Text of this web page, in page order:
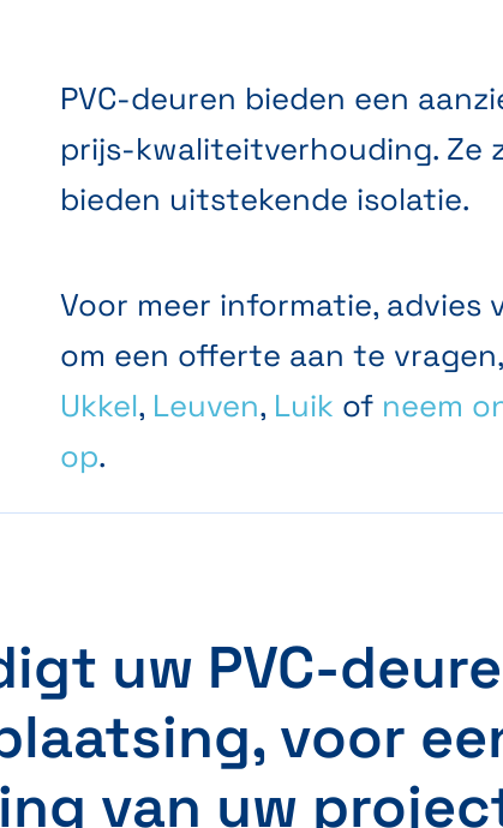
PVC-deuren bieden een
prijs-kwaliteitverhouding. Ze
bieden uitstekende isolatie.
Voor meer informatie,
om een offerte aan te
Ukkel, Leuven, Luik of neem
op.
uw PVC-
voor
van uw